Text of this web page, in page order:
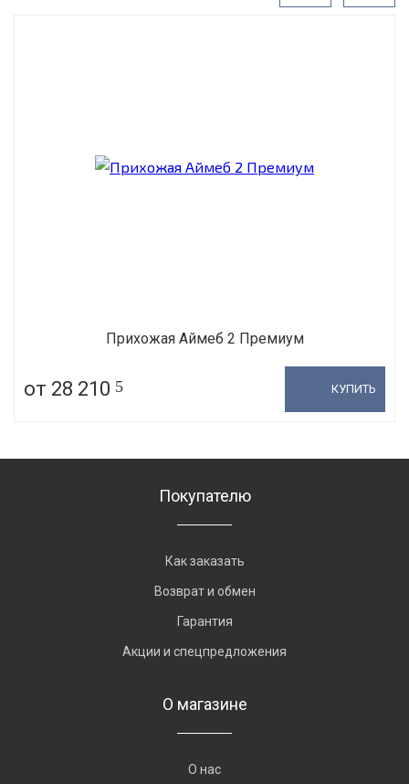
Прихожая Аймеб 2 Премиум
от 28 210 5 КУПИТЬ
Покупателю
Как заказать
Возврат и обмен
Гарантия
Акции и спецпредложения
О магазине
О нас